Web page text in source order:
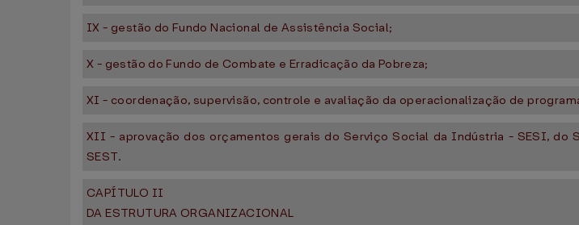
IX - gestão do Fundo Nacional de Assistência Social;
X - gestão do Fundo de Combate e Erradicação da Pobreza;
XI - coordenação, supervisão, controle e avaliação da operacionalização de
XII - aprovação dos orçamentos gerais do Serviço Social da Indústria - SESI,
SEST.
CAPÍTULO II
DA ESTRUTURA ORGANIZACIONAL